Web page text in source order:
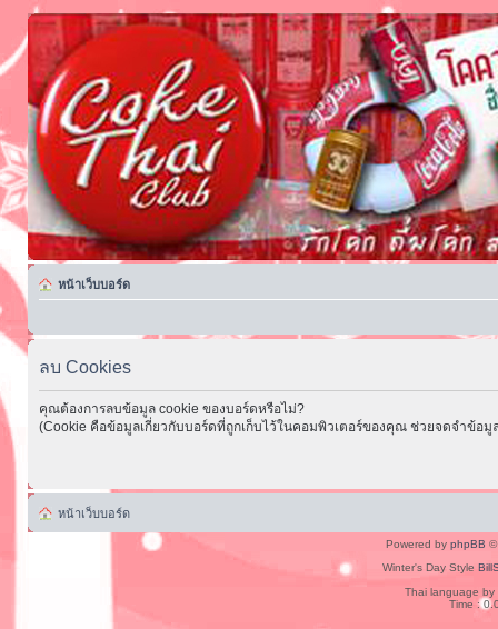
หน้าเว็บบอร์ด
ลบ Cookies
คุณต้องการลบข้อมูล cookie ของบอร์ดหรือไม่?
(Cookie คือข้อมูลเกี่ยวกับบอร์ดที่ถูกเก็บไว้ในคอมพิวเตอร์ของคุณ ช่วยจดจำข้อมู
หน้าเว็บบอร์ด
Powered by phpBB ©
Winter's Day Style
Thai language by
Time :